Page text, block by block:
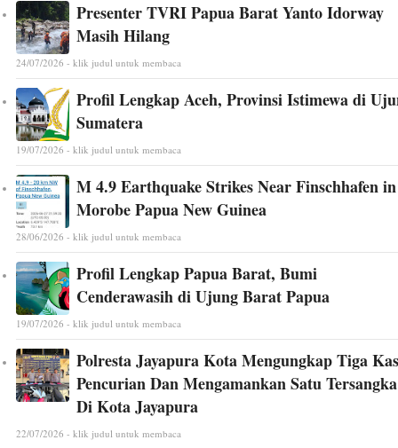
Presenter TVRI Papua Barat Yanto Idorway
Masih Hilang
24/07/2026 - klik judul untuk membaca
Profil Lengkap Aceh, Provinsi Istimewa di
Sumatera
19/07/2026 - klik judul untuk membaca
M 4.9 Earthquake Strikes Near Finschhafen in
Morobe Papua New Guinea
28/06/2026 - klik judul untuk membaca
Profil Lengkap Papua Barat, Bumi
Cenderawasih di Ujung Barat Papua
19/07/2026 - klik judul untuk membaca
Polresta Jayapura Kota Mengungkap Tiga
Pencurian Dan Mengamankan Satu Tersangka
Di Kota Jayapura
22/07/2026 - klik judul untuk membaca